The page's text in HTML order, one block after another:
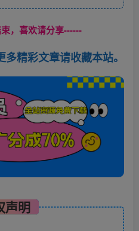
，喜欢请分享------
精彩文章请收藏本站。
声明